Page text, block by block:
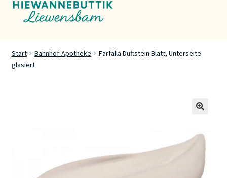
Servicer
Start Bahnhof-Apotheke
Farfalla Duftstein Blatt, Unterseite
glasiert